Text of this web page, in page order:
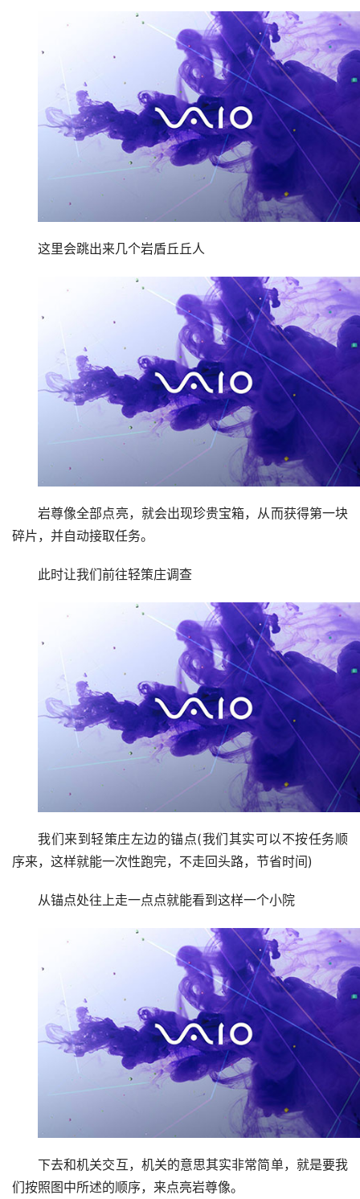
第三处在高处哦
这里会跳出来几个岩盾丘丘人
岩尊像全部点亮，就会出现珍贵宝箱，从而获得第一块
此时让我们前往轻策庄调查
我们来到轻策庄左边的锚点(我们其实可以不按任务顺
序来，这样就能一次性跑完，不走回头路，节省时间)
从锚点处往上走一点点就能看到这样一个小院